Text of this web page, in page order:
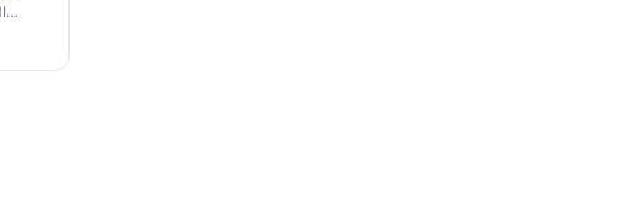
SANTO DOMINGO DE GUZMÁN